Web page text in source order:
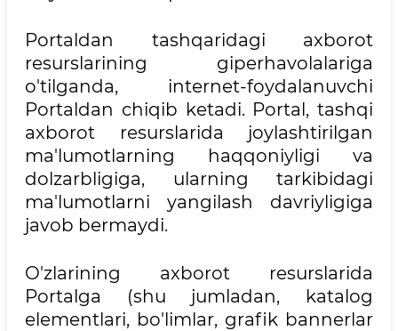
Portaldan tashqaridagi axborot
resurslarining giperhavolalariga
o'tilganda, internet-foydalanuvchi
Portaldan chiqib ketadi. Portal, tashqi
axborot resurslarida joylashtirilgan
ma'lumotlarning haqqoniyligi va
dolzarbligiga, ularning tarkibidagi
ma'lumotlarni yangilash davriyligiga
javob bermaydi.
O'zlarining axborot resurslarida
Portalga (shu jumladan, katalog
elementlari, bo'limlar, grafik bannerlar